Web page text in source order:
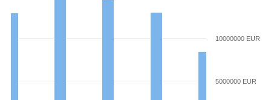
5000000 EUR
10000000 EUR